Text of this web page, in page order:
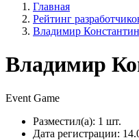
Главная
Рейтинг
Владимир
Владимир
Event Game
Разместил(а): 1 шт.
Дата регистрации: